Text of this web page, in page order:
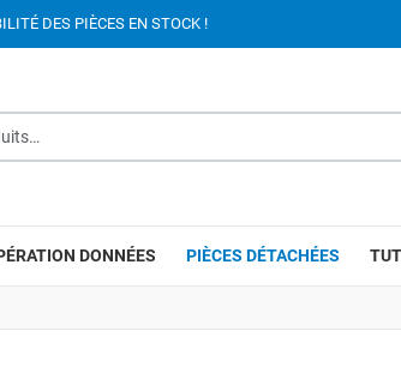
DES PIÈCES EN STOCK !
DONNÉES PIÈCES DÉTACHÉES